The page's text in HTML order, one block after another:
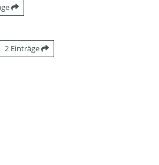
2 Einträge